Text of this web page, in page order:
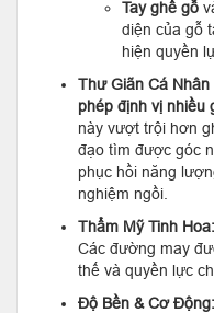
Tay ghế gỗ
diện của gỗ
hiện quyền
Thư Giãn Cá Nhân
phép định vị nhiều
này vượt trội hơn
đạo tìm được góc
phục hồi năng
nghiệm ngồi.
Thẩm Mỹ Tinh Hoa:
Các đường may
thế và quyền lực
Độ Bền & Cơ Động: